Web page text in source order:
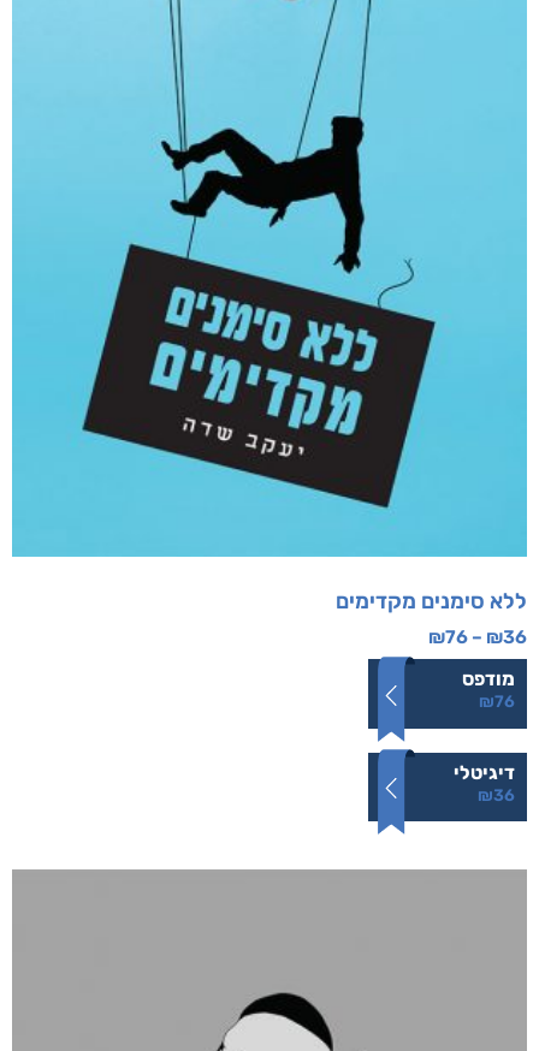
ללא סימנים מקדימים
₪36
–
₪76
מודפס
₪76
דיגיטלי
₪36